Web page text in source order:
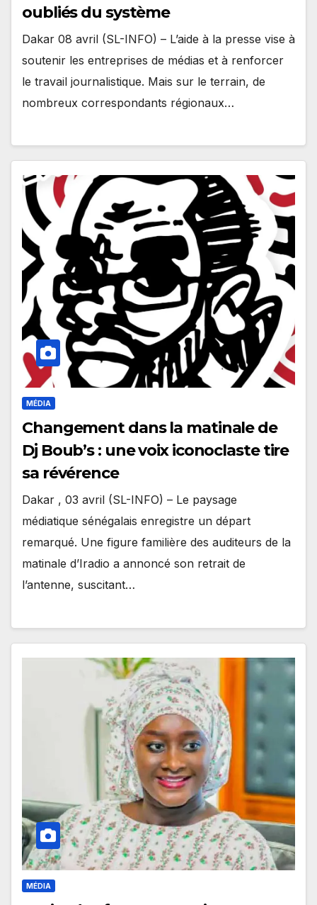
oubliés du système
Dakar 08 avril (SL-INFO) – L’aide à la presse vise à
soutenir les entreprises de médias et à renforcer
le travail journalistique. Mais sur le terrain, de
nombreux correspondants régionaux…
MÉDIA
Changement dans la matinale de
Dj Boub’s : une voix iconoclaste tire
sa révérence
Dakar , 03 avril (SL-INFO) – Le paysage
médiatique sénégalais enregistre un départ
remarqué. Une figure familière des auditeurs de la
matinale d’Iradio a annoncé son retrait de
l’antenne, suscitant…
MÉDIA